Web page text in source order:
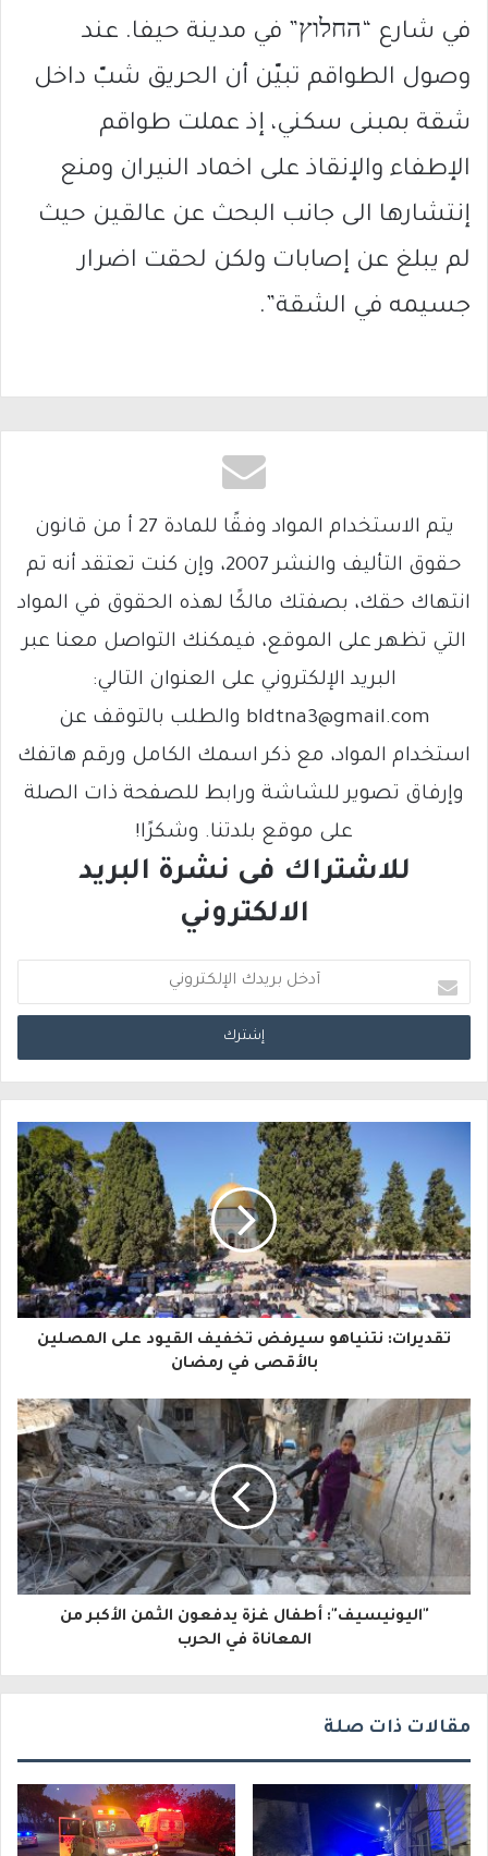
في شارع “החלוץ” في مدينة حيفا. عند
وصول الطواقم تبيّن أن الحريق شبّ داخل
شقة بمبنى سكني، إذ عملت طواقم
الإطفاء والإنقاذ على اخماد النيران ومنع
إنتشارها الى جانب البحث عن عالقين حيث
لم يبلغ عن إصابات ولكن لحقت اضرار
جسيمه في الشقة”.
يتم الاستخدام المواد وفقًا للمادة 27 أ من قانون
حقوق التأليف والنشر 2007، وإن كنت تعتقد أنه تم
انتهاك حقك، بصفتك مالكًا لهذه الحقوق في المواد
التي تظهر على الموقع، فيمكنك التواصل معنا عبر
البريد الإلكتروني على العنوان التالي:
bldtna3@gmail.com والطلب بالتوقف عن
استخدام المواد، مع ذكر اسمك الكامل ورقم هاتفك
وإرفاق تصوير للشاشة ورابط للصفحة ذات الصلة
على موقع بلدتنا. وشكرًا!
للاشتراك فى نشرة البريد
الالكتروني
د
خ
د
ا
إ
ل
ك
ت
ر
و
تقديرات: نتنياهو سيرفض تخفيف القيود على المصلين
بالأقصى في رمضان
"اليونيسيف": أطفال غزة يدفعون الثمن الأكبر من
المعاناة في الحرب
مقالات ذات صلة